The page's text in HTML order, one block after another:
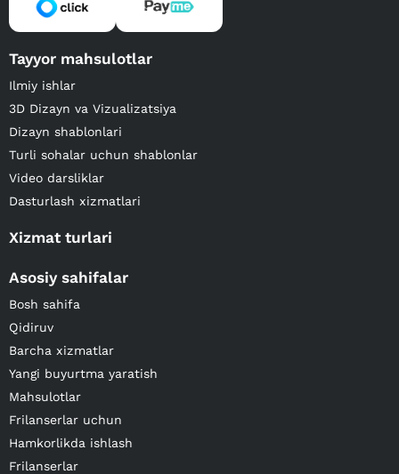
Tayyor mahsulotlar
Ilmiy ishlar
3D Dizayn va Vizualizatsiya
Dizayn shablonlari
Turli sohalar uchun shablonlar
Video darsliklar
Dasturlash xizmatlari
Xizmat turlari
Asosiy sahifalar
Bosh sahifa
Qidiruv
Barcha xizmatlar
Yangi buyurtma yaratish
Mahsulotlar
Frilanserlar uchun
Hamkorlikda ishlash
Frilanserlar